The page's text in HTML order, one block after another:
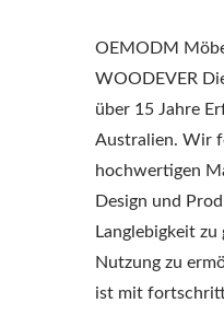
OEMODM
WOODEVER
über 15 Jahre
Australien. Wir
hochwertigen
Design und
Langlebigkeit
Nutzung zu
ist mit